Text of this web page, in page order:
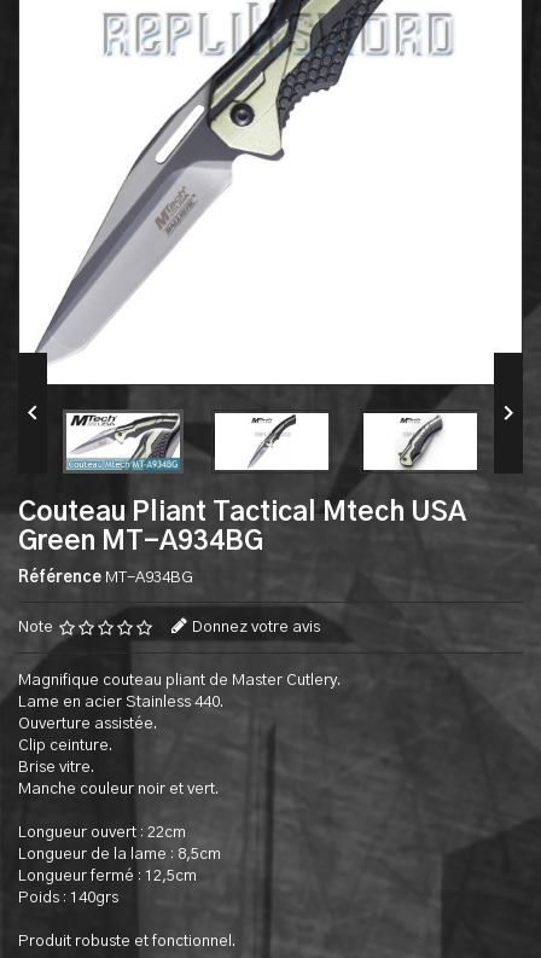
 
Couteau Pliant Tactical Mtech USA
Green MT-A934BG
Référence MT-A934BG
Note Donnez votre avis
Magnifique couteau pliant de Master Cutlery.
Lame en acier Stainless 440.
Ouverture assistée.
Clip ceinture.
Brise vitre.
Manche couleur noir et vert.
Longueur ouvert : 22cm
Longueur de la lame : 8,5cm
Longueur fermé : 12,5cm
Poids : 140grs
Produit robuste et fonctionnel.